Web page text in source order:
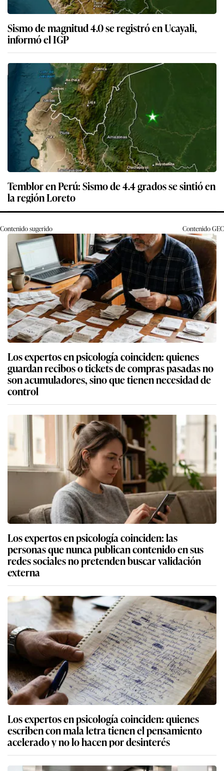
Sismo de magnitud 4.0 se registró en Ucayali,
informó el IGP
Temblor en Perú: Sismo de 4.4 grados se sintió en
la región Loreto
Contenido sugerido ContenidoGEC
Los expertos en psicología coinciden: quienes
guardan recibos o tickets de compras pasadas no
son acumuladores, sino que tienen necesidad de
control
Los expertos en psicología coinciden: las
personas que nunca publican contenido en sus
redes sociales no pretenden buscar validación
externa
Los expertos en psicología coinciden: quienes
escriben con mala letra tienen el pensamiento
acelerado y no lo hacen por desinterés